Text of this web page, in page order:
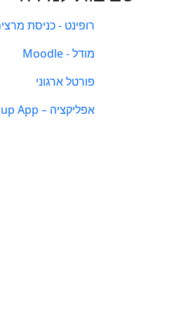
רופינט - כניסת
מודל - Moodle
פורטל ארגוני
אפליקציה – Rup App